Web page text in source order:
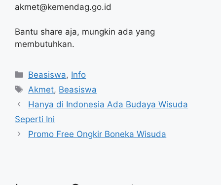
akmet@kemendag.go.id
Bantu share aja, mungkin ada yang
membutuhkan.
Categories
Beasiswa, Info
Tags
Akmet, Beasiswa
Hanya di Indonesia Ada Budaya Wisuda
Seperti Ini
Promo Free Ongkir Boneka Wisuda